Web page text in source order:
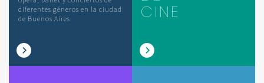
diferentes géneros en la ciudad
de Buenos Aires
CINE